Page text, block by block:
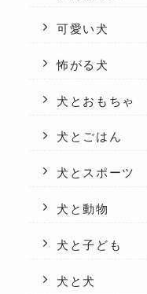
可愛い犬
怖がる犬
犬とおもちゃ
犬とごはん
犬とスポーツ
犬と動物
犬と子ども
犬と犬